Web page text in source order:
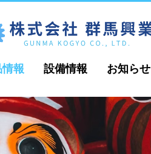
報 設備情報 お知らせ